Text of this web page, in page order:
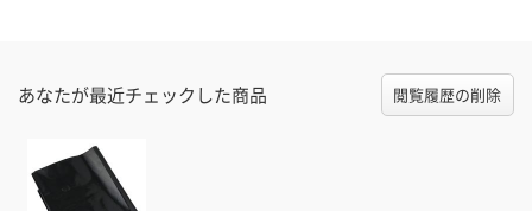
あなたが最近チェックした商品 閲覧履歴の削除